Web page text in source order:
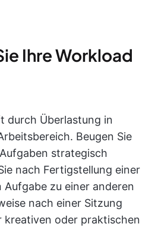
Ihre Workload
durch Überlastung in
Beugen Sie
strategisch
nach Fertigstellung einer
zu einer anderen
nach einer Sitzung
kreativen oder praktischen